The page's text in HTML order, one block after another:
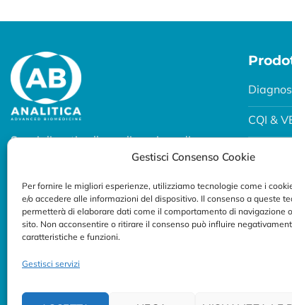
Gestisci Consenso Cookie
Per fornire le migliori esperienze, utilizziamo tecnologie come i
e/o accedere alle informazioni del dispositivo. Il consenso a queste
permetterà di elaborare dati come il comportamento di navigazione
sito. Non acconsentire o ritirare il consenso può influire
caratteristiche e funzioni.
Gestisci servizi
Specializzati nella realizzazione di
soluzioni diagnostiche per uso
Seguici su:
CQI &
Fertility
Breath